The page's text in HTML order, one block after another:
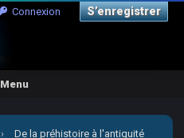
Connexion S’enregistrer
Menu
› De la préhistoire à l'antiquité